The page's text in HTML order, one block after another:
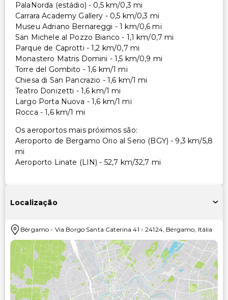
PalaNorda (estádio) - 0,5 km/0,3 mi
Carrara Academy Gallery - 0,5 km/0,3 mi
Museu Adriano Bernareggi - 1 km/0,6 mi
San Michele al Pozzo Bianco - 1,1 km/0,7 mi
Parque de Caprotti - 1,2 km/0,7 mi
Monastero Matris Domini - 1,5 km/0,9 mi
Torre del Gombito - 1,6 km/1 mi
Chiesa di San Pancrazio - 1,6 km/1 mi
Teatro Donizetti - 1,6 km/1 mi
Largo Porta Nuova - 1,6 km/1 mi
Rocca - 1,6 km/1 mi
Os aeroportos mais próximos são:
Aeroporto de Bergamo Orio al Serio (BGY) - 9,3 km/5,8
mi
Aeroporto Linate (LIN) - 52,7 km/32,7 mi
Localização
Bérgamo - Via Borgo Santa Caterina 41 -24124, Bérgamo, Itália